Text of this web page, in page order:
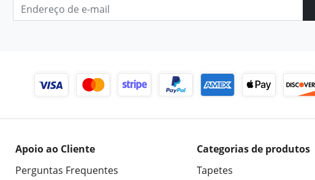
Apoio ao Cliente
Perguntas Frequentes
Categorias de produtos
Tapetes